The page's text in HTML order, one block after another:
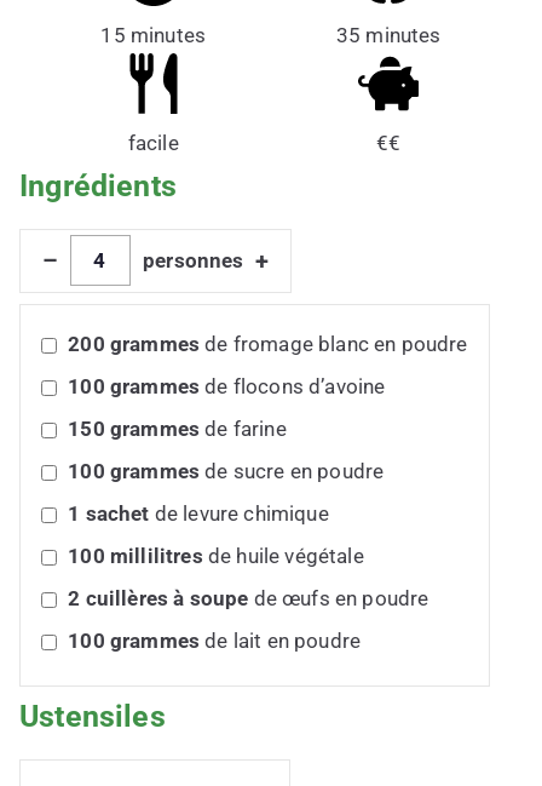
15 minutes 35 minutes
facile €€
Ingrédients
– personnes +
200 grammes de fromage blanc en poudre
100 grammes de flocons d’avoine
150 grammes de farine
100 grammes de sucre en poudre
1 sachet de levure chimique
100 millilitres de huile végétale
2 cuillères à soupe de œufs en poudre
100 grammes de lait en poudre
Ustensiles